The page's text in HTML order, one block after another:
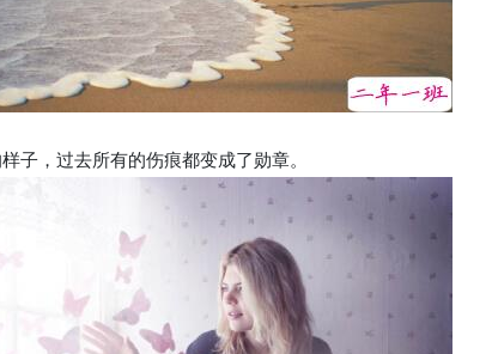
子，过去所有的伤痕都变成了勋章。